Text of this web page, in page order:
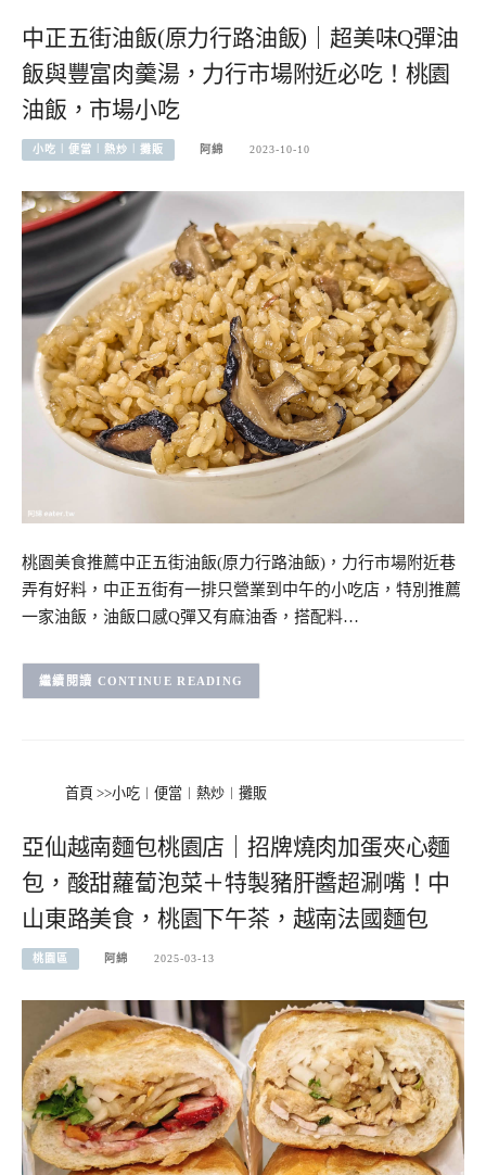
中正五街油飯(原力行路油飯)｜超美味Q彈油
飯與豐富肉羹湯，力行市場附近必吃！桃園
油飯，市場小吃
小吃︱便當︱熱炒︱攤販 阿綿 2023-10-10
桃園美食推薦中正五街油飯(原力行路油飯)，力行市場附近巷
弄有好料，中正五街有一排只營業到中午的小吃店，特別推薦
一家油飯，油飯口感Q彈又有麻油香，搭配料…
CONTINUE READING
首頁 >>小吃︱便當︱熱炒︱攤販
亞仙越南麵包桃園店｜招牌燒肉加蛋夾心麵
包，酸甜蘿蔔泡菜＋特製豬肝醬超涮嘴！中
山東路美食，桃園下午茶，越南法國麵包
桃園區 阿綿 2025-03-13